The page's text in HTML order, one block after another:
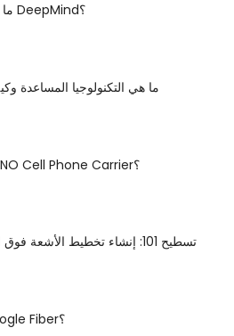
ما هو جوجل DeepMind؟
ما هي التكنولوجيا المساعدة
ما هو MVNO Cell Phone Carrier؟
تسطيح 101: إنشاء تخطيط الأشعة فوق البنفسجية
ما هو Google Fiber؟